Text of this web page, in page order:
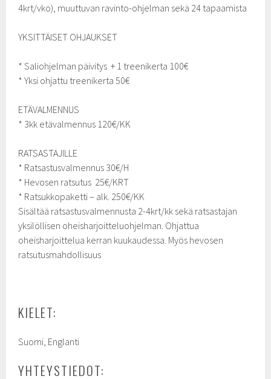
4krt/vko), muuttuvan ravinto-ohjelman sekä 24 tapaamista
YKSITTÄISET OHJAUKSET
* Saliohjelman päivitys + 1 treenikerta 100€
* Yksi ohjattu treenikerta 50€
ETÄVALMENNUS
* 3kk etävalmennus 120€/KK
RATSASTAJILLE
* Ratsastusvalmennus 30€/H
* Hevosen ratsutus 25€/KRT
* Ratsukkopaketti – alk. 250€/KK
Sisältää ratsastusvalmennusta 2-4krt/kk sekä ratsastajan
yksilöllisen oheisharjoitteluohjelman. Ohjattua
oheisharjoittelua kerran kuukaudessa. Myös hevosen
ratsutusmahdollisuus
KIELET:
Suomi, Englanti
YHTEYSTIEDOT: